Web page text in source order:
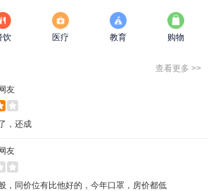
饮 医疗 教育 购物
查看更多 >>
友
，还成
友
，同价位有比他好的，今年口罩，房价都低